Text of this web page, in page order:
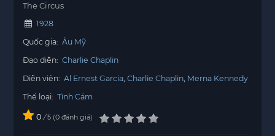
The Circus
1928
Quốc gia: Âu Mỹ
Đạo diễn: Charlie Chaplin
Diễn viên: Al Ernest Garcia Charlie Chaplin Merna Kennedy
Thể loại: Tình Cảm
0 / 5 0 đánh giá